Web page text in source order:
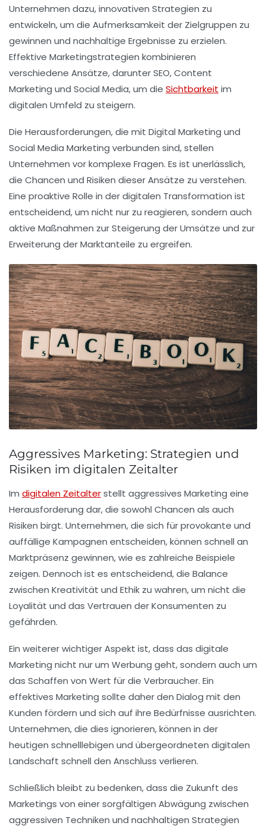
Unternehmen dazu,innovativen Strategien zu
entwickeln, um die Aufmerksamkeit der Zielgruppen zu
gewinnen und nachhaltige Ergebnisse zu erzielen.
Effektive Marketingstrategien kombinieren
verschiedene Ansätze, darunterSEO,Content
Marketing und Social Media, um die Sichtbarkeit im
digitalen Umfeld zu steigern.
Die Herausforderungen, die mit Digital Marketing und
Social Media Marketing verbunden sind, stellen
Unternehmen vor komplexe Fragen. Es ist unerlässlich,
die Chancen und Risiken dieser Ansätze zu verstehen.
Eine proaktive Rolle in derdigitalen Transformation ist
entscheidend, um nicht nur zu reagieren, sondern auch
aktive Maßnahmen zurSteigerung der Umsätze und zur
Erweiterung der Marktanteile zu ergreifen.
Aggressives Marketing: Strategien und
Risiken im digitalen Zeitalter
Im digitalen Zeitalterstellt aggressives Marketing eine
Herausforderung dar, die sowohl Chancen als auch
Risiken birgt. Unternehmen, die sich für provokante und
auffällige Kampagnen entscheiden, können schnell an
Marktpräsenz gewinnen, wie es zahlreiche Beispiele
zeigen. Dennoch ist es entscheidend, die Balance
zwischen Kreativität und Ethik zu wahren, um nicht die
Loyalität und das Vertrauen der Konsumenten zu
gefährden.
Ein weiterer wichtiger Aspekt ist, dass das digitale
Marketing nicht nur um Werbung geht, sondern auch um
das Schaffen von Wert für die Verbraucher. Ein
effektives Marketing sollte daher den Dialog mit den
Kunden fördern und sich auf ihre Bedürfnisse ausrichten.
Unternehmen, die dies ignorieren, können in der
heutigen schnelllebigen und übergeordneten digitalen
Landschaft schnell den Anschluss verlieren.
Schließlich bleibt zu bedenken, dass die Zukunft des
Marketings von einersorgfältigen Abwägung zwischen
aggressiven Techniken und nachhaltigen Strategien